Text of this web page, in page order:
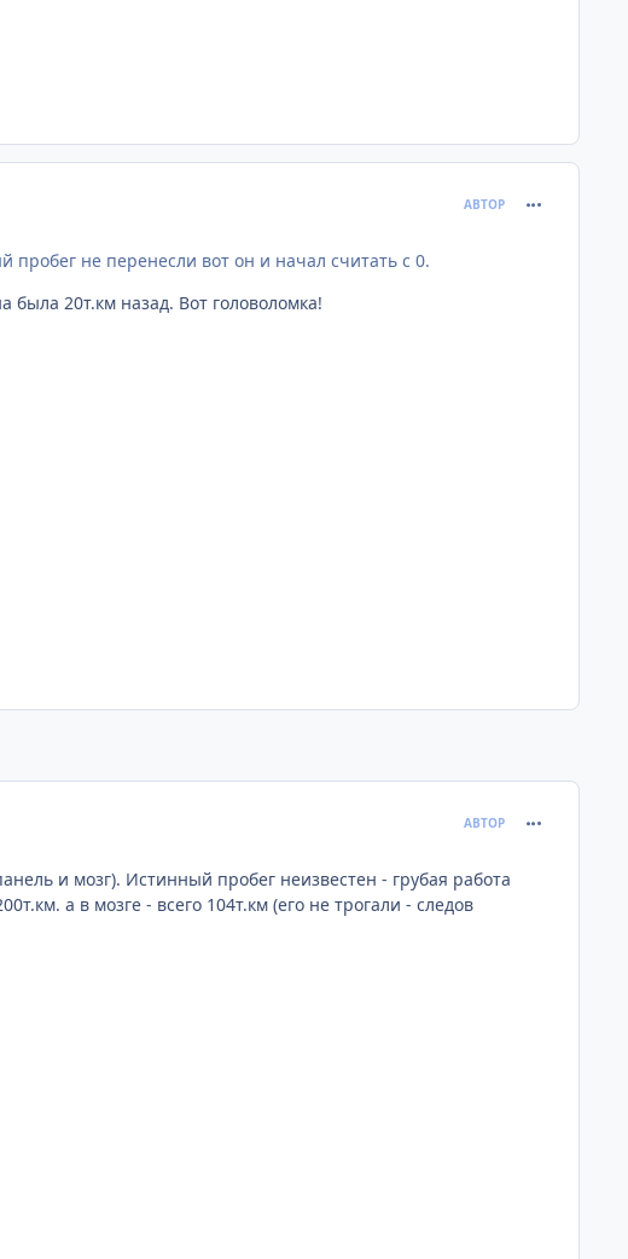
АВТОР
пробег не перенесли вот он и начал считать с 0.
20т.км назад. Вот головоломка!
АВТОР
и мозг). Истинный пробег неизвестен - грубая работа
а в мозге - всего 104т.км (его не трогали - следов